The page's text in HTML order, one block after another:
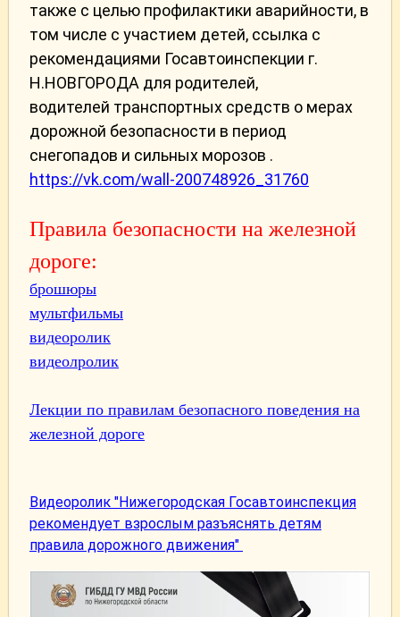
также с целью профилактики аварийности, в
том числе с участием детей, ссылка с
рекомендациями Госавтоинспекции г.
Н.НОВГОРОДА для родителей,
водителей транспортных средств о мерах
дорожной безопасности в период
снегопадов и сильных морозов .
https://vk.com/wall-200748926_31760
Правила безопасности на железной
дороге:
брошюры
мультфильмы
видеоролик
видеолролик
Лекции по правилам безопасного поведения на
железной дороге
Видеоролик "Нижегородская Госавтоинспекция
рекомендует взрослым разъяснять детям
правила дорожного движения"